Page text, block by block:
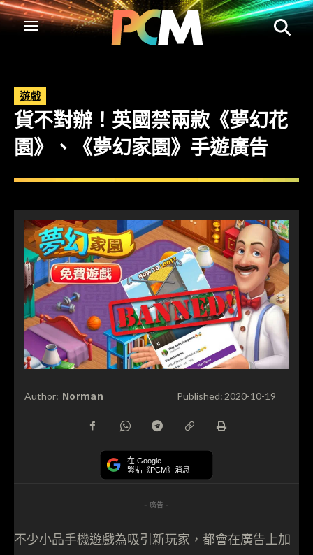
遊戲
貨不對辦！英國禁兩款《夢幻花
園》、《夢幻家園》手遊廣告
Author: Norman Published: 2020-10-19
在 Google
緊貼《PCM》消息
- 廣告 -
不少小品手機遊戲為吸引新玩家，都會在廣告上加